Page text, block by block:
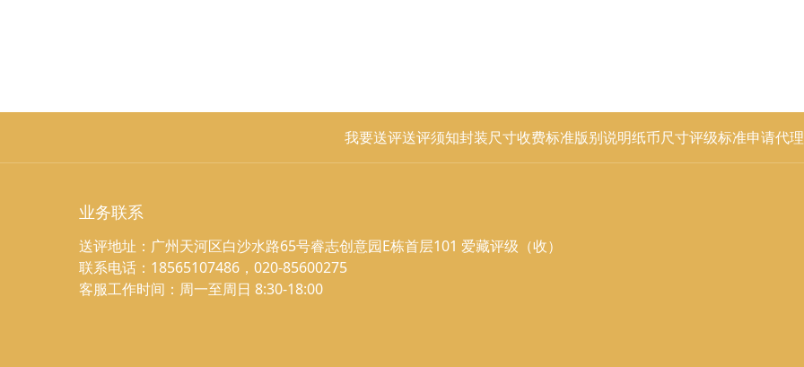
我要送评送评须知封装尺寸收费标准版别说明纸币尺寸评级标准申请代理
业务联系
送评地址：广州天河区白沙水路65号睿志创意园E栋首层101 爱藏评级（收）
联系电话：18565107486，020-85600275
客服工作时间：周一至周日 8:30-18:00